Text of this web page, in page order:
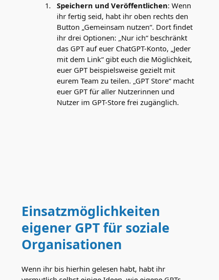
Speichern und Veröffentlichen: Wenn
ihr fertig seid, habt ihr oben rechts den
Button „Gemeinsam nutzen“. Dort findet
ihr drei Optionen: „Nur ich“ beschränkt
das GPT auf euer ChatGPT-Konto, „Jeder
mit dem Link“ gibt euch die Möglichkeit,
euer GPT beispielsweise gezielt mit
eurem Team zu teilen. „GPT Store“ macht
euer GPT für aller Nutzerinnen und
Nutzer im GPT-Store frei zugänglich.
Einsatzmöglichkeiten
eigener GPT für soziale
Organisationen
Wenn ihr bis hierhin gelesen habt, habt ihr